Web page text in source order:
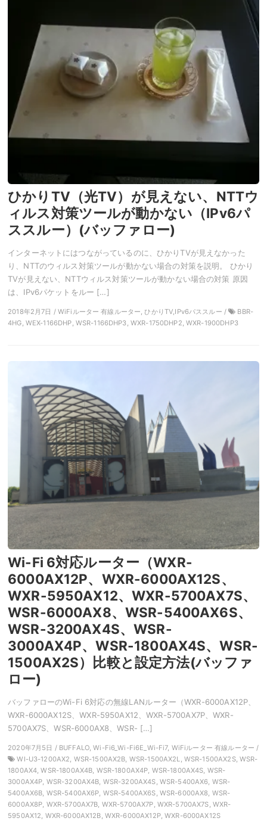
ひかりTV（光TV）が見えない、NTTウ
ィルス対策ツールが動かない（IPv6パ
ススルー）(バッファロー)
インターネットにはつながっているのに、ひかりTVが見えなかった
り、NTTのウィルス対策ツールが動かない場合の対策を説明。 ひかり
TVが見えない、NTTウィルス対策ツールが動かない場合の対策 原因
は、IPv6パケットをルー […]
2018年2月7日 / WiFiルーター 有線ルーター, ひかりTV,IPv6パススルー /
BBR-
4HG, WEX-1166DHP, WSR-1166DHP3, WXR-1750DHP2, WXR-1900DHP3
Wi-Fi 6対応ルーター（WXR-
6000AX12P、WXR-6000AX12S、
WXR-5950AX12、WXR-5700AX7S、
WSR-6000AX8、WSR-5400AX6S、
WSR-3200AX4S、WSR-
3000AX4P、WSR-1800AX4S、WSR-
1500AX2S）比較と設定方法(バッファ
ロー)
バッファローのWi-Fi 6対応の無線LANルーター（WXR-6000AX12P、
WXR-6000AX12S、WXR-5950AX12、WXR-5700AX7P、WXR-
5700AX7S、WSR-6000AX8、WSR- […]
2020年7月5日 / BUFFALO, Wi-Fi6_Wi-Fi6E_Wi-Fi7, WiFiルーター 有線ルーター /
WI-U3-1200AX2, WSR-1500AX2B, WSR-1500AX2L, WSR-1500AX2S, WSR-
1800AX4, WSR-1800AX4B, WSR-1800AX4P, WSR-1800AX4S, WSR-
3000AX4P, WSR-3200AX4B, WSR-3200AX4S, WSR-5400AX6, WSR-
5400AX6B, WSR-5400AX6P, WSR-5400AX6S, WSR-6000AX8, WSR-
6000AX8P, WXR-5700AX7B, WXR-5700AX7P, WXR-5700AX7S, WXR-
5950AX12, WXR-6000AX12B, WXR-6000AX12P, WXR-6000AX12S